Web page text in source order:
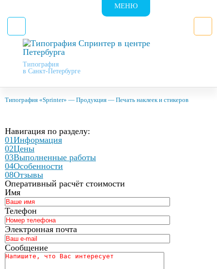
Типография
в Санкт-Петербурге
МЕНЮ
Типография «Sprinter» — Продукция — Печать наклеек и стикеров
Навигация по разделу:
01Информация
02Цены
03Выполненные работы
04Особенности
08Отзывы
Оперативный расчёт стоимости
Имя
Телефон
Электронная почта
Сообщение